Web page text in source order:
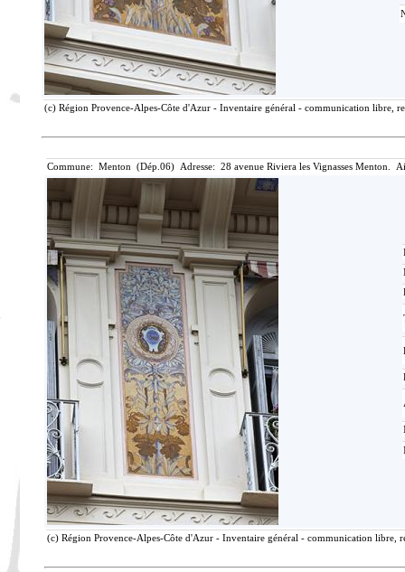
(c) Région Provence-Alpes-Côte d'Azur - Inventaire général - communication libre,
Commune: Menton (Dép.06) Adresse: 28 avenue Riviera les Vignasses Menton.
(c) Région Provence-Alpes-Côte d'Azur - Inventaire général - communication libre,